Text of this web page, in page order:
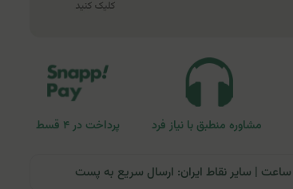
مشاوره منطبق با نیاز فرد پرداخت در ۴ قسط